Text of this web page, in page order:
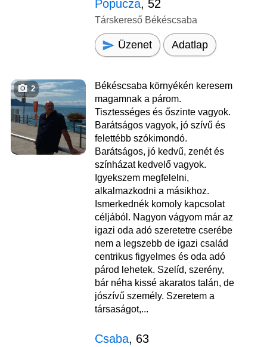
Popucza, 52
Társkereső Békéscsaba
Üzenet Adatlap
2
Békéscsaba környékén keresem
magamnak a párom.
Tisztességes és őszinte vagyok.
Barátságos vagyok, jó szívű és
felettébb szókimondó.
Barátságos, jó kedvű, zenét és
színházat kedvelő vagyok.
Igyekszem megfelelni,
alkalmazkodni a másikhoz.
Ismerkednék komoly kapcsolat
céljából. Nagyon vágyom már az
igazi oda adó szeretetre cserébe
nem a legszebb de igazi család
centrikus figyelmes és oda adó
párod lehetek. Szelíd, szerény,
bár néha kissé akaratos talán, de
jószívű személy. Szeretem a
társaságot,...
Csaba, 63